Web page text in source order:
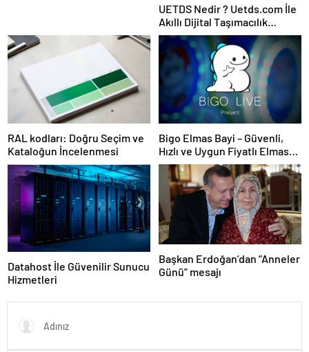
UETDS Nedir ? Uetds.com İle
Akıllı Dijital Taşımacılık
Yazılımı
RAL kodları: Doğru Seçim ve
Kataloğun İncelenmesi
Bigo Elmas Bayi – Güvenli,
Hızlı ve Uygun Fiyatlı Elmas
Satın Almanın Yeni Adresi
Datahost İle Güvenilir Sunucu
Hizmetleri
Başkan Erdoğan’dan “Anneler
Günü” mesajı